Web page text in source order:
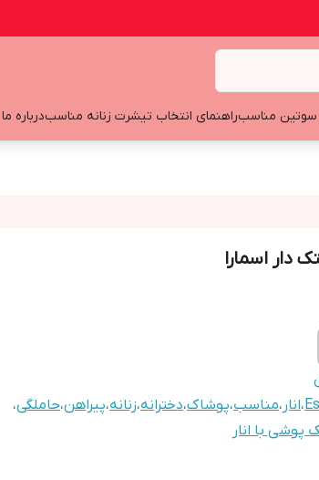
سوتین مناسبراهنمای انتخاب تیشرت زنانه مناسبدرباره ما
دار اسمارا
،انار ،مناسب،پوشاک،دخترانه،زنانه،پیراهن،حاملگی،
با انار